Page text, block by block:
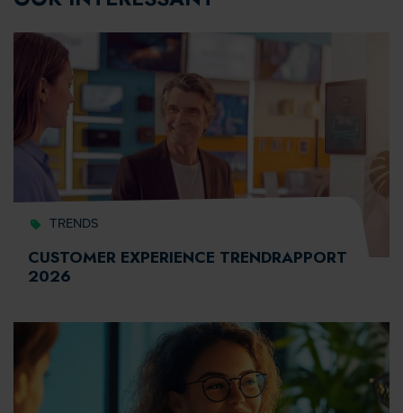
TRENDS
CUSTOMER EXPERIENCE TRENDRAPPORT
2026